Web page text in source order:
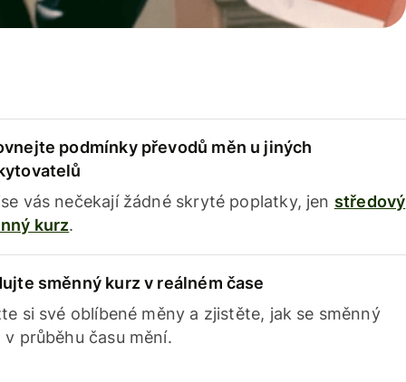
podmínky převodů měn u jiných
vás nečekají žádné skryté poplatky, jen středový
kurz.
směnný kurz v reálném čase
si své oblíbené měny a zjistěte, jak se směnný
v průběhu času mění.